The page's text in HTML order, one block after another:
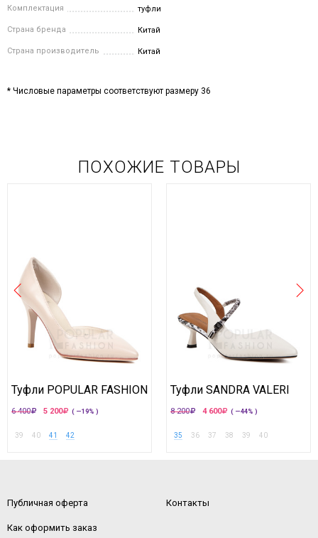
Комплектация туфли
Страна бренда Китай
Страна производитель Китай
* Числовые параметры соответствуют размеру 36
ПОХОЖИЕ ТОВАРЫ
Туфли POPULAR FASHION
6 400 5 200 ( —19% )
39 40 41 42
Туфли SANDRA VALERI
8 200 4 600 ( —44% )
35 36 37 38 39 40
Публичная оферта
Как оформить заказ
Контакты